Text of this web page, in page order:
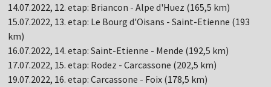
14.07.2022, 12. etap: Briancon - Alpe d'Huez (165,5 km)
15.07.2022, 13. etap: Le Bourg d'Oisans - Saint-Etienne (193
km)
16.07.2022, 14. etap: Saint-Etienne - Mende (192,5 km)
17.07.2022, 15. etap: Rodez - Carcassone (202,5 km)
19.07.2022, 16. etap: Carcassone - Foix (178,5 km)